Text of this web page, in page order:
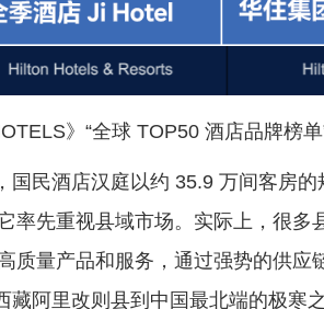
》“全球 TOP50 酒店品牌榜单
民酒店汉庭以约 35.9 万间客房的
率先重视县域市场。实际上，很
质量产品和服务，通过强势的供应
藏阿里改则县到中国最北端的极寒